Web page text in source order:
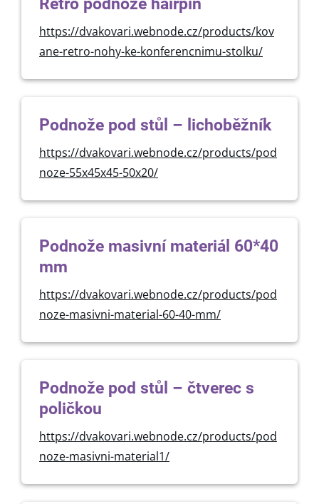
Retro podnože hairpin
https://dvakovari.webnode.cz/products/kov
ane-retro-nohy-ke-konferencnimu-stolku/
Podnože pod stůl – lichoběžník
https://dvakovari.webnode.cz/products/pod
noze-55x45x45-50x20/
Podnože masivní materiál 60*40
mm
https://dvakovari.webnode.cz/products/pod
noze-masivni-material-60-40-mm/
Podnože pod stůl – čtverec s
poličkou
https://dvakovari.webnode.cz/products/pod
noze-masivni-material1/